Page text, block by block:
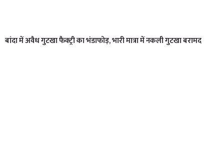
बांदा में अवैध गुटखा फैक्ट्री का भंडाफोड़, भारी मात्रा में नकली गुटखा बरामद